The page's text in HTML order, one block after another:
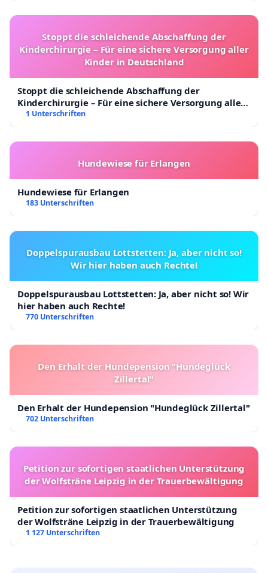
Stoppt die schleichende Abschaffung der
Kinderchirurgie – Für eine sichere Versorgung aller
Kinder in Deutschland
Stoppt die schleichende Abschaffung der
Kinderchirurgie – Für eine sichere Versorgung aller
Kinder in Deutschland
1 Unterschriften
Hundewiese für Erlangen
Hundewiese für Erlangen
183 Unterschriften
Doppelspurausbau Lottstetten: Ja, aber nicht so!
Wir hier haben auch Rechte!
Doppelspurausbau Lottstetten: Ja, aber nicht so! Wir
hier haben auch Rechte!
770 Unterschriften
Den Erhalt der Hundepension "Hundeglück
Zillertal"
Den Erhalt der Hundepension "Hundeglück Zillertal"
702 Unterschriften
Petition zur sofortigen staatlichen Unterstützung
der Wolfsträne Leipzig in der Trauerbewältigung
Petition zur sofortigen staatlichen Unterstützung
der Wolfsträne Leipzig in der Trauerbewältigung
1 127 Unterschriften